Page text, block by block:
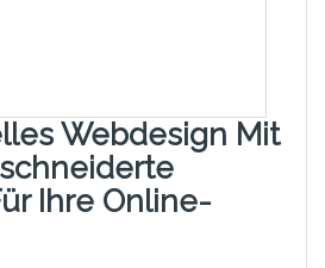
Webdesign Mit
Ihre Online-